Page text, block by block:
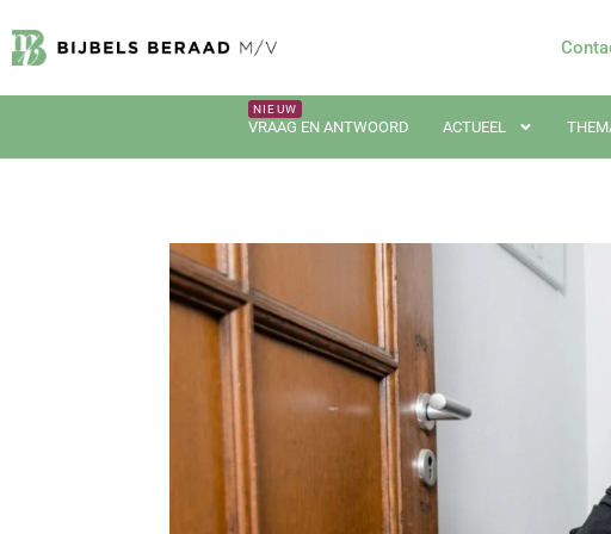
VRAAG EN ANTWOORD ACTUEEL